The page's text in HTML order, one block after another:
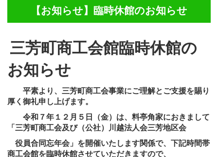
【お知らせ】臨時休館のお知らせ
三芳町商工会館臨時休館の
お知らせ
平素より、三芳町商工会事業にご理解とご支援を賜り
厚く御礼申し上げます。
令和７年１２月５日（金）は、料亭角家におきまして
「三芳町商工会及び（公社）川越法人会三芳地区会
役員合同忘年会」 を開催いたします関係で、下記時間帯
商工会館を臨時休館させていただきますので、